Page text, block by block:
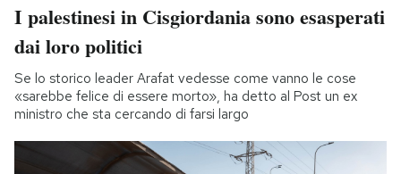
I palestinesi in Cisgiordania sono esasperati
dai loro politici
Se lo storico leader Arafat vedesse come vanno le cose
«sarebbe felice di essere morto», ha detto al Post un ex
ministro che sta cercando di farsi largo